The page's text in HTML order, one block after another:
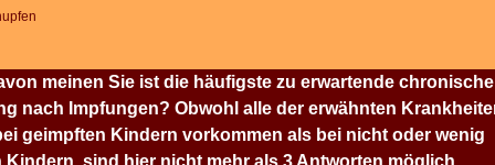
meinen Sie ist die häufigste zu erwartende chronische
nach Impfungen? Obwohl alle der erwähnten
geimpften Kindern vorkommen als bei nicht oder wenig
Kindern, sind hier nicht mehr als 3 Antworten möglich.